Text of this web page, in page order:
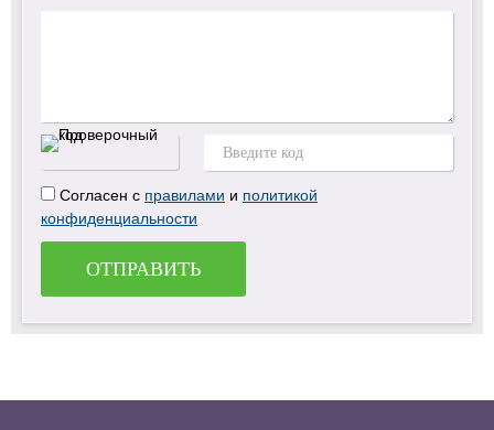
Согласен с правилами и политикой
конфиденциальности
ОТПРАВИТЬ